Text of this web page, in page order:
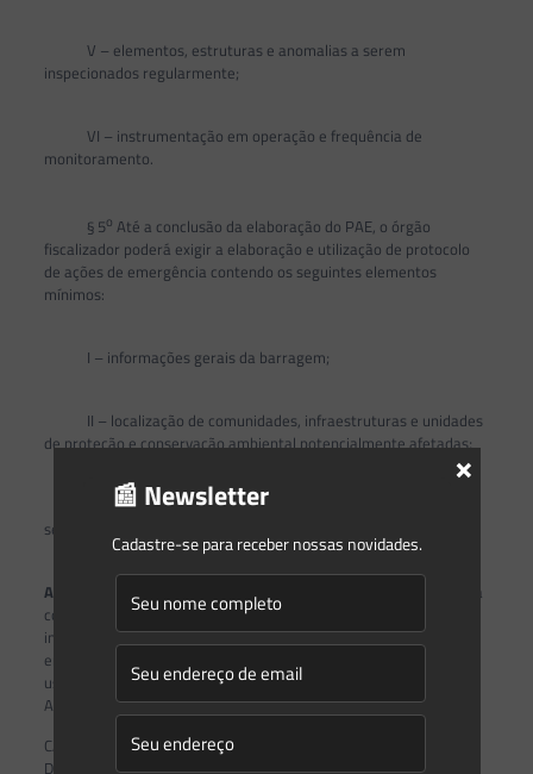
V – elementos, estruturas e anomalias a serem
inspecionados regularmente;
VI – instrumentação em operação e frequência de
monitoramento.
§ 5o Até a conclusão da elaboração do PAE, o órgão
fiscalizador poderá exigir a elaboração e utilização de protocolo
de ações de emergência contendo os seguintes elementos
mínimos:
I – informações gerais da barragem;
II – localização de comunidades, infraestruturas e unidades
de proteção e conservação ambiental potencialmente afetadas;
III – relação dos contatos de referência nas entidades a
serem avisadas no caso de emergência.
Art. 14.
O órgão fiscalizador deverá verificar o conteúdo, quanto à
completude e à coerência, do PSB, do PAE, dos relatórios de
inspeção e das revisões periódicas, determinando ao
empreendedor as adequações que julgar necessárias, podendo
usar como referência os manuais técnicos publicados pela
Agência Nacional de Águas e Saneamento Básico.
CAPÍTULO III
DAS DIRETRIZES PARA A CLASSIFICAÇÃO DA GRAVIDADE DO FATO
📰 Newsletter
Cadastre-se para receber nossas novidades.
×